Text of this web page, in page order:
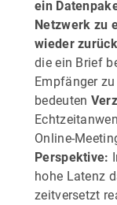
ein
Netzwerk zu
wieder zurück
die ein Brief
Empfänger
bedeuten
Online-
Perspektive:
hohe Latenz
zeitversetzt